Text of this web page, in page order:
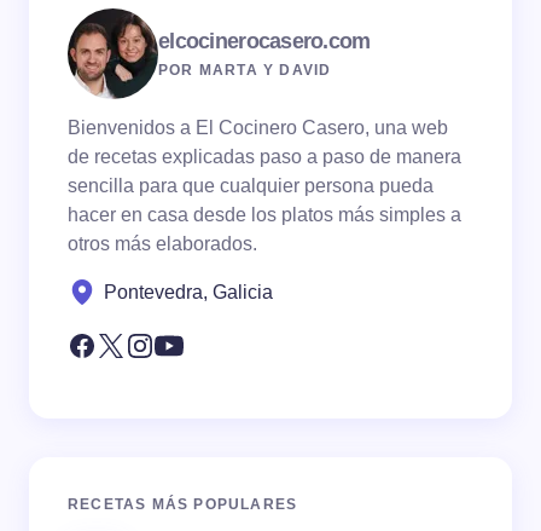
elcocinerocasero.com
POR MARTA Y DAVID
Bienvenidos a El Cocinero Casero, una web
de recetas explicadas paso a paso de manera
sencilla para que cualquier persona pueda
hacer en casa desde los platos más simples a
otros más elaborados.
Pontevedra, Galicia
RECETAS MÁS POPULARES